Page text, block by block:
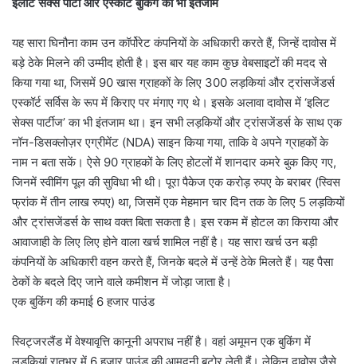
यह सारा घिनौना काम उन कॉर्पोरेट कंपनियों के अधिकारी करते हैं, जिन्हें दावोस में
बड़े ठेके मिलने की उम्मीद होती है। इस बार यह काम कुछ वेबसाइटों की मदद से
किया गया था, जिसमें 90 खास ग्राहकों के लिए 300 लड़कियां और ट्रांसजेंडर्स
एस्कॉर्ट सर्विस के रूप में किराए पर मंगाए गए थे। इसके अलावा दावोस में ‘इलिट
सेक्स पार्टीज’ का भी इंतजाम था। इन सभी लड़कियों और ट्रांसजेंडर्स के साथ एक
नॉन-डिसक्लोज़र एग्रीमेंट (NDA) साइन किया गया, ताकि वे अपने ग्राहकों के
नाम न बता सकें। ऐसे 90 ग्राहकों के लिए होटलों में शानदार कमरे बुक किए गए,
जिनमें स्वीमिंग पूल की सुविधा भी थी। पूरा पैकेज एक करोड़ रुपए के बराबर (स्विस
फ्रांक में तीन लाख रुपए) था, जिसमें एक मेहमान चार दिन तक के लिए 5 लड़कियों
और ट्रांसजेंडर्स के साथ वक्त बिता सकता है। इस रकम में होटल का किराया और
आवाजाही के लिए लिए होने वाला खर्च शामिल नहीं है। यह सारा खर्च उन बड़ी
कंपनियों के अधिकारी वहन करते हैं, जिनके बदले में उन्हें ठेके मिलते हैं। यह पैसा
ठेकों के बदले दिए जाने वाले कमीशन में जोड़ा जाता है।
एक बुकिंग की कमाई 6 हजार पाउंड
स्विट्जरलैंड में वेश्यावृत्ति कानूनी अपराध नहीं है। वहां अमूमन एक बुकिंग में